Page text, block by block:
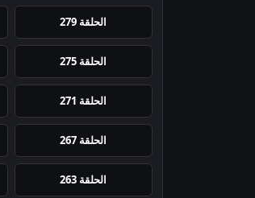
الحلقة 279
الحلقة 275
الحلقة 271
الحلقة 267
الحلقة 263